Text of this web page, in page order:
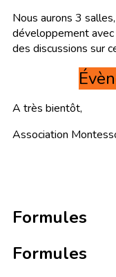
Nous aurons 3
développement
des discussions sur
A très bientôt,
Association
Formules
Formules